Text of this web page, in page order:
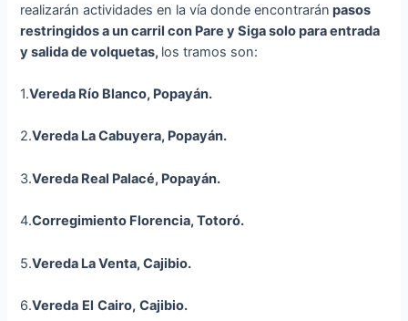
realizarán actividades en la vía donde encontrarán pasos
restringidos a un carril con Pare y Siga solo para entrada
y salida de volquetas, los tramos son:
1.Vereda Río Blanco, Popayán.
2.Vereda La Cabuyera, Popayán.
3.Vereda Real Palacé, Popayán.
4.Corregimiento Florencia,Totoró.
5.Vereda La Venta, Cajibio.
6.Vereda El Cairo, Cajibio.